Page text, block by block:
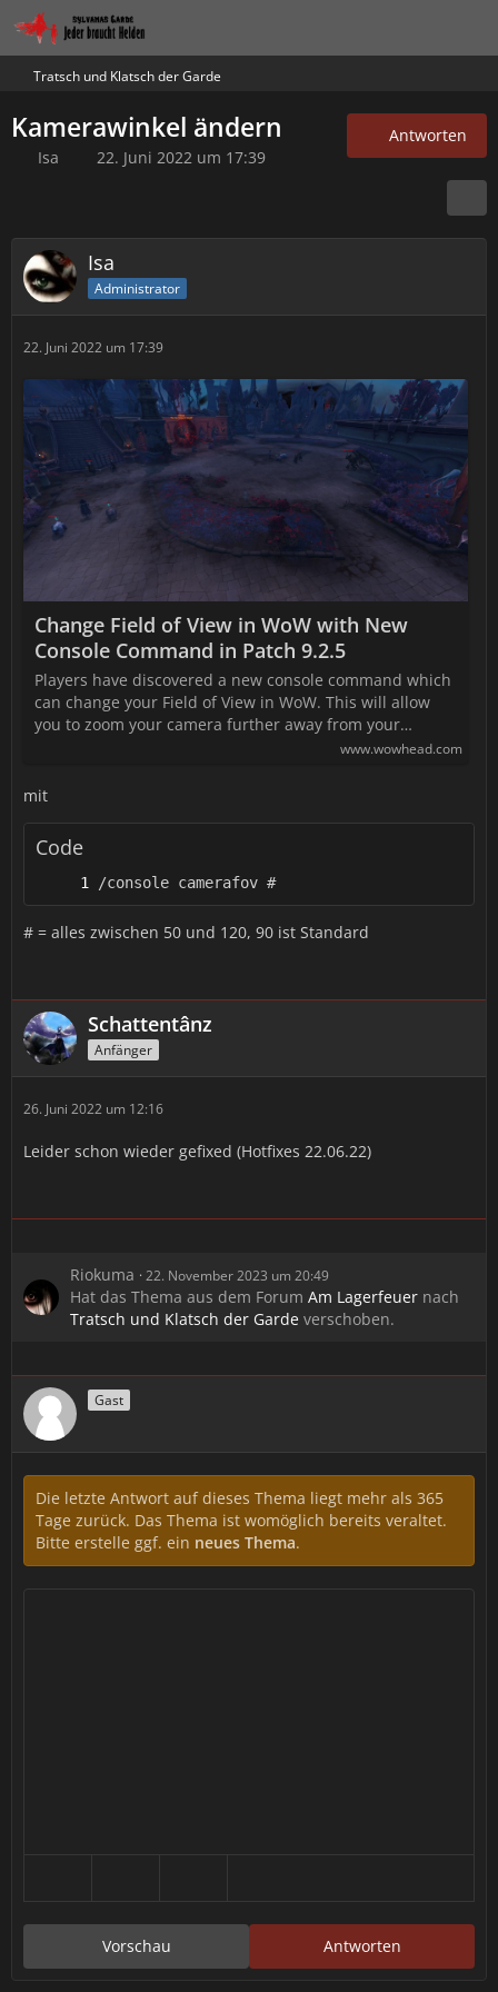
Tratsch und Klatsch der Garde
Kamerawinkel ändern
Isa 22. Juni 2022 um 17:39
Antworten
Isa
Administrator
22. Juni 2022 um 17:39
Change Field of View in WoW with New
Console Command in Patch 9.2.5
Players have discovered a new console command which
can change your Field of View in WoW. This will allow
you to zoom your camera further away from your…
www.wowhead.com
mit
Code
/console camerafov #
# = alles zwischen 50 und 120, 90 ist Standard
Schattentânz
Anfänger
26. Juni 2022 um 12:16
Leider schon wieder gefixed (Hotfixes 22.06.22)
Riokuma 22. November 2023 um 20:49
Hat das Thema aus dem Forum Am Lagerfeuer nach
Tratsch und Klatsch der Garde verschoben.
Gast
Die letzte Antwort auf dieses Thema liegt mehr als 365
Tage zurück. Das Thema ist womöglich bereits veraltet.
Bitte erstelle ggf. ein neues Thema.
Antworten
Vorschau